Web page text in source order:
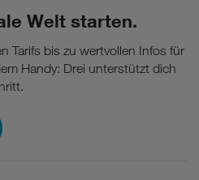
Welt starten.
Tarifs bis zu wertvollen Infos für
Handy: Drei unterstützt dich